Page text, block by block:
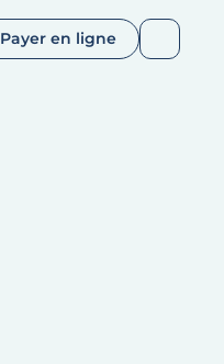
Payer en ligne